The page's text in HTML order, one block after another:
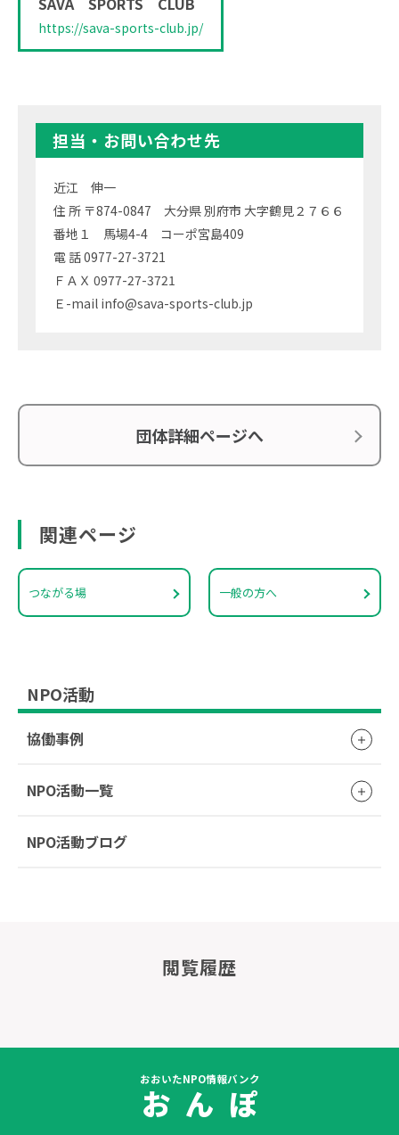
https://sava-sports-club.jp/
担当・お問い合わせ先
近江 伸一
住 所 〒874-0847 大分県 別府市 大字鶴見２７６６
番地１ 馬場4-4 コーポ宮島409
電 話 0977-27-3721
ＦＡＸ 0977-27-3721
Ｅ-mail info@sava-sports-club.jp
団体詳細ページへ
関連ページ
つながる場 一般の方へ
NPO活動
協働事例
NPO活動一覧
NPO活動ブログ
閲覧履歴
おおいたNPO情報バンク
お ん ぽ